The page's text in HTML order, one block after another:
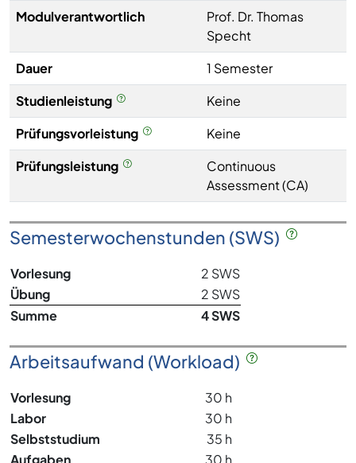
Modulverantwortlich
Prof. Dr. Thomas
Specht
Dauer
1 Semester
Studienleistung
Keine
Prüfungsvorleistung
Keine
Prüfungsleistung
Continuous
Assessment (CA)
Semesterwochenstunden (SWS)
Vorlesung
2 SWS
Übung
2 SWS
Summe
4 SWS
Arbeitsaufwand (Workload)
Vorlesung
30 h
Labor
30 h
Selbststudium
35 h
Aufgaben
30 h